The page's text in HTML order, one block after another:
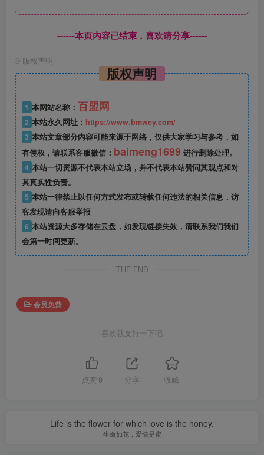
------本页内容已结束，喜欢请分享------
© 版权声明
版权声明
1 本网站名称： 百盟网
2 本站永久网址： https://www.bmwcy.com/
3 本站文章部分内容可能来源于网络，仅供大家学习与参考，如
有侵权，请联系客服微信： baimeng1699 进行删除处理。
4 本站一切资源不代表本站立场，并不代表本站赞同其观点和对
其真实性负责。
5 本站一律禁止以任何方式发布或转载任何违法的相关信息，访
客发现请向客服举报
6 本站资源大多存储在云盘，如发现链接失效，请联系我们我们
会第一时间更新。
THE END
会员免费
喜欢就支持一下吧
点赞 9 分享 收藏
Life is the flower for which love is the honey.
生命如花，爱情是蜜